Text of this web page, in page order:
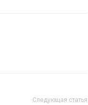
Следующая статья